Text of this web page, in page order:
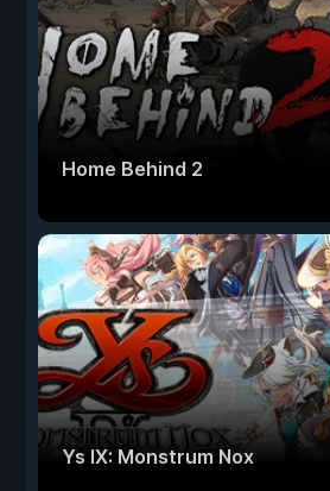
Home Behind 2
Ys IX: Monstrum Nox